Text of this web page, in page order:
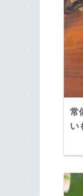
常
い